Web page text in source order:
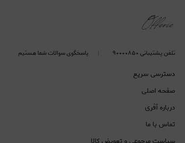
تلفن پشتیبانی ۹۰۰۰۰۸۵۰ پاسخگوی سوالات شما هستیم
دسترسی سریع
صفحه اصلی
درباره آفری
تماس با ما